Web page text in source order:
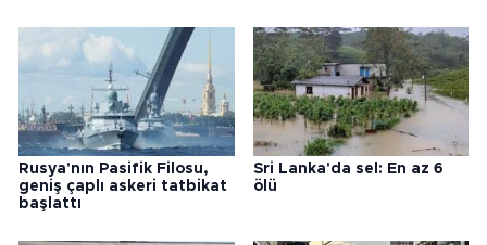
Rusya'nın Pasifik Filosu,
geniş çaplı askeri tatbikat
başlattı
Sri Lanka'da sel: En az 6
ölü